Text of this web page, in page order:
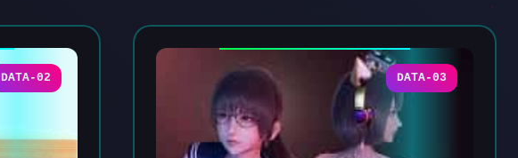
DATA-02 DATA-03